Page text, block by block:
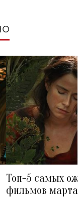
Топ-5 самых
фильмов